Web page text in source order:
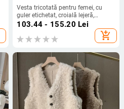
Vesta tricotată pentru femei, cu
guler etichetat, croială lejeră,
primăvara 2025
103.44 - 155.20 Lei
add_shopping_cart